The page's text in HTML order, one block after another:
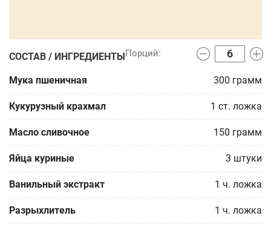
СОСТАВ / ИНГРЕДИЕНТЫ
Мука пшеничная 300 грамм
Кукурузный крахмал 1 ст. ложка
Масло сливочное 150 грамм
Яйца куриные 3 штуки
Ванильный экстракт 1 ч. ложка
Разрыхлитель 1 ч. ложка